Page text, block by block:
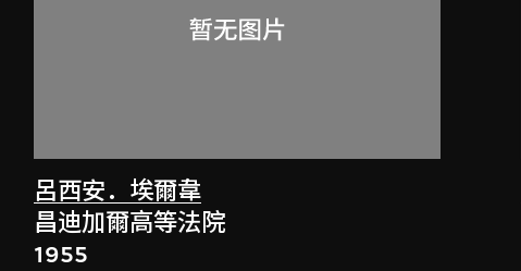
呂西安．埃爾韋
昌迪加爾高等法院
1955